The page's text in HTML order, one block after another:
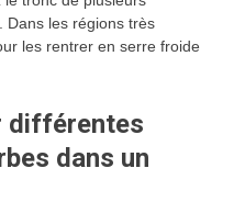
Dans les régions très
les rentrer en serre froide
différentes
dans un